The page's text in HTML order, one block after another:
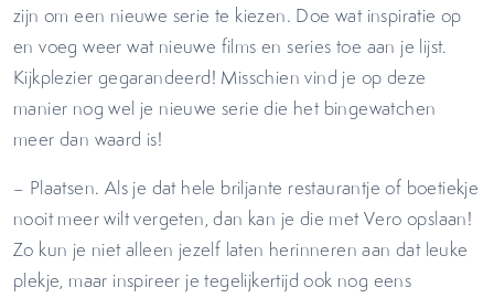
zijn om een nieuwe serie te kiezen. Doe wat inspiratie op
en voeg weer wat nieuwe films en series toe aan je lijst.
Kijkplezier gegarandeerd! Misschien vind je op deze
manier nog wel je nieuwe serie die het bingewatchen
meer dan waard is!
– Plaatsen. Als je dat hele briljante restaurantje of boetiekje
nooit meer wilt vergeten, dan kan je die met Vero opslaan!
Zo kun je niet alleen jezelf laten herinneren aan dat leuke
plekje, maar inspireer je tegelijkertijd ook nog eens